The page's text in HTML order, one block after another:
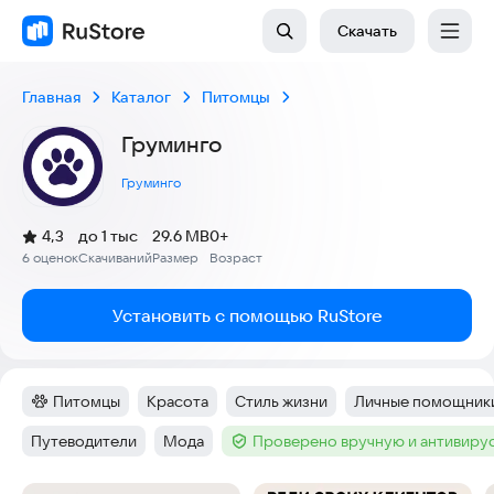
Скачать
Главная Каталог Питомцы
Груминго
Груминго
Рейтинг:
4,3
(
6 оценок
)
Скачиваний
до 1 тыс
Размер
29.6 MB
Возраст
0+
Установить с помощью RuStore
Категория:
Питомцы Тег:
Красота Тег:
Стиль жизни Тег:
Личные
Тег:
Путеводители Тег:
Мода Тег :Проверено вручную и